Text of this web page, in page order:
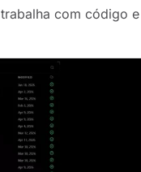
trabalha com código